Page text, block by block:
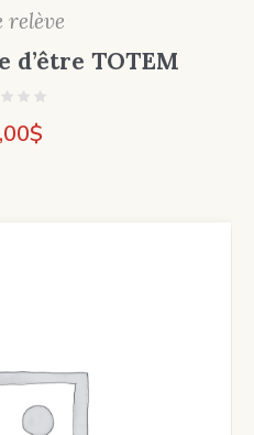
relève
d’être TOTEM
$